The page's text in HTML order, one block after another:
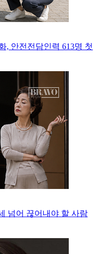
, 안전전담인력 613명 첫
넘어 끊어내야 할 사람